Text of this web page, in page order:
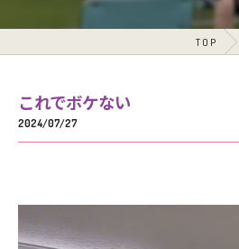
TOP
これでボケない
2024/07/27